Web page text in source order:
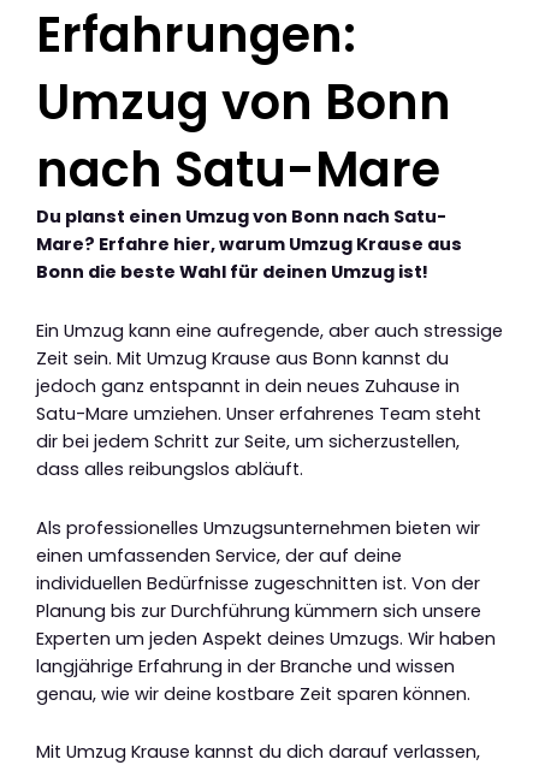
Erfahrungen:
Umzug von Bonn
nach Satu-Mare
Du planst einen Umzug von Bonn nach Satu-
Mare? Erfahre hier, warum Umzug Krause aus
Bonn die beste Wahl für deinen Umzug ist!
Ein Umzug kann eine aufregende, aber auch stressige
Zeit sein. Mit Umzug Krause aus Bonn kannst du
jedoch ganz entspannt in dein neues Zuhause in
Satu-Mare umziehen. Unser erfahrenes Team steht
dir bei jedem Schritt zur Seite, um sicherzustellen,
dass alles reibungslos abläuft.
Als professionelles Umzugsunternehmen bieten wir
einen umfassenden Service, der auf deine
individuellen Bedürfnisse zugeschnitten ist. Von der
Planung bis zur Durchführung kümmern sich unsere
Experten um jeden Aspekt deines Umzugs. Wir haben
langjährige Erfahrung in der Branche und wissen
genau, wie wir deine kostbare Zeit sparen können.
Mit Umzug Krause kannst du dich darauf verlassen,